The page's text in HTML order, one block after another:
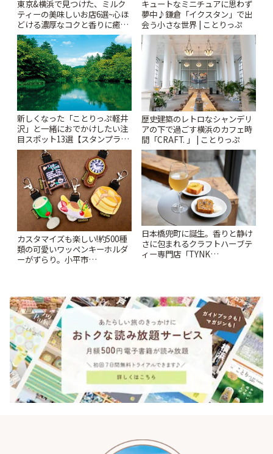
東京&横浜で見つけた、ミルク
ティーの美味しいお店6選~心ほ
どける濃厚なコクと香りに癒や
されるティータイム~ | ことりっ
ぷ
キュートなミニチュアに思わず
夢中♪鎌倉「イクスタン」で出
会う小さな世界 | ことりっぷ
新しくなった「ことりっぷ軽井
沢」と一緒におでかけしたい注
目スポット13選【スタンプラリ
ー開催中】 | ことりっぷ
歴史建築のレトロなシャンデリ
アの下で過ごす横浜のカフェ時
間「CRAFT. 」 | ことりっぷ
カスタマイズも楽しい!約500種
類の可愛いワッペンキーホルダ
ーがずらり。小平市
日本橋兜町に誕生。香りと静け
さに包まれるクラフトハーブテ
ィー専門店「TYNK